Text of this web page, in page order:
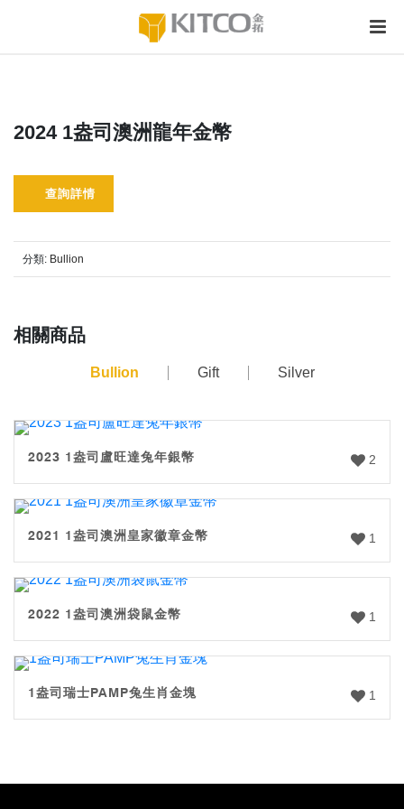
2024 1盎司澳洲龍年金幣
查詢詳情
分類: Bullion
相關商品
Bullion Gift Silver
2
2023 1盎司盧旺達兔年銀幣
1
2021 1盎司澳洲皇家徽章金幣
1
2022 1盎司澳洲袋鼠金幣
1
1盎司瑞士PAMP兔生肖金塊